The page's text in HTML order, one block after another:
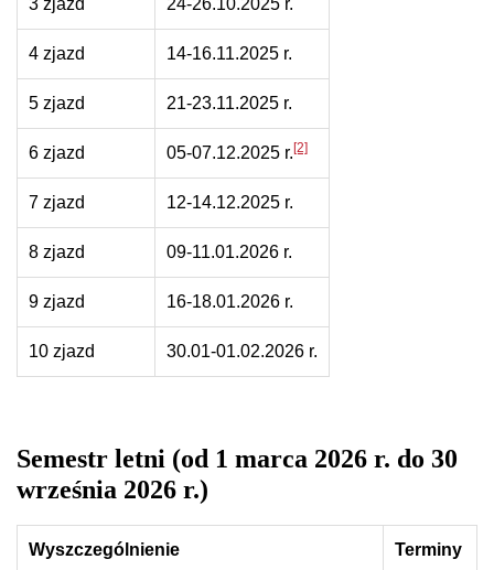
4 zjazd 14-16.11.2025 r.
5 zjazd 21-23.11.2025 r.
6 zjazd 05-07.12.2025 r.[2]
7 zjazd 12-14.12.2025 r.
8 zjazd 09-11.01.2026 r.
9 zjazd 16-18.01.2026 r.
10 zjazd 30.01-01.02.2026 r.
Semestr letni (od 1 marca 2026 r. do 30
września 2026 r.)
Wyszczególnienie Terminy